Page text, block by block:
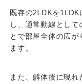
既存の2LDKを
し、通常動線とし
とで部屋全体の広
ます。
また、解体後に現